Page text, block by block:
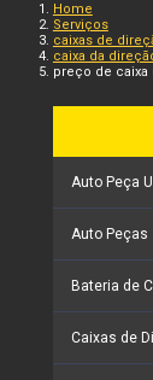
Home
Serviços
caixas de
caixa da
preço de
Auto Peça
Auto Peças
Bateria de
Caixas de